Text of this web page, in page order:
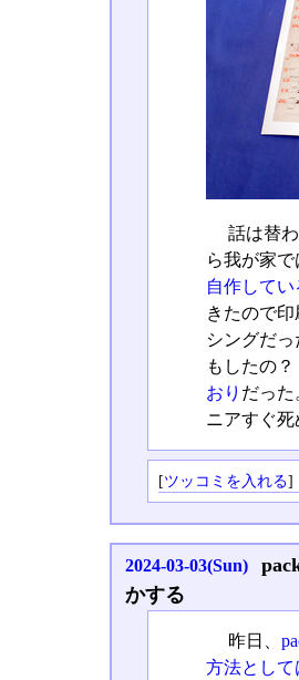
話は替
ら我が家で
自作してい
きたので
シングだ
もしたの
おり だっ
ニアすぐ死
[ツッコミを入れる]
2024-03-03(Sun)
かする
昨日、
方法として